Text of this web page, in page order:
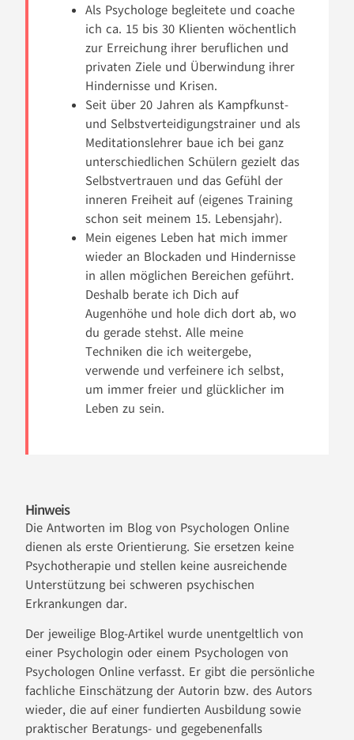
Als Psychologe begleitete und coache
ich ca. 15 bis 30 Klienten wöchentlich
zur Erreichung ihrer beruflichen und
privaten Ziele und Überwindung ihrer
Hindernisse und Krisen.
Seit über 20 Jahren als Kampfkunst-
und Selbstverteidigungstrainer und als
Meditationslehrer baue ich bei ganz
unterschiedlichen Schülern gezielt das
Selbstvertrauen und das Gefühl der
inneren Freiheit auf (eigenes Training
schon seit meinem 15. Lebensjahr).
Mein eigenes Leben hat mich immer
wieder an Blockaden und Hindernisse
in allen möglichen Bereichen geführt.
Deshalb berate ich Dich auf
Augenhöhe und hole dich dort ab, wo
du gerade stehst. Alle meine
Techniken die ich weitergebe,
verwende und verfeinere ich selbst,
um immer freier und glücklicher im
Leben zu sein.
Hinweis
Die Antworten im Blog von Psychologen Online
dienen als erste Orientierung. Sie ersetzen keine
Psychotherapie und stellen keine ausreichende
Unterstützung bei schweren psychischen
Erkrankungen dar.
Der jeweilige Blog-Artikel wurde unentgeltlich von
einer Psychologin oder einem Psychologen von
Psychologen Online verfasst. Er gibt die persönliche
fachliche Einschätzung der Autorin bzw. des Autors
wieder, die auf einer fundierten Ausbildung sowie
praktischer Beratungs- und gegebenenfalls